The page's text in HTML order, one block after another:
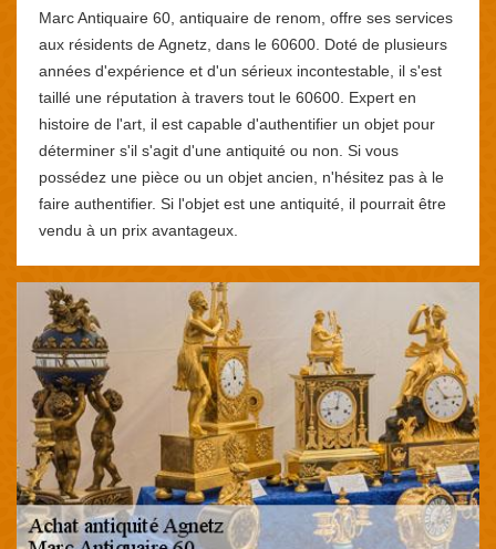
Marc Antiquaire 60, antiquaire de renom, offre ses services
aux résidents de Agnetz, dans le 60600. Doté de plusieurs
années d'expérience et d'un sérieux incontestable, il s'est
taillé une réputation à travers tout le 60600. Expert en
histoire de l'art, il est capable d'authentifier un objet pour
déterminer s'il s'agit d'une antiquité ou non. Si vous
possédez une pièce ou un objet ancien, n'hésitez pas à le
faire authentifier. Si l'objet est une antiquité, il pourrait être
vendu à un prix avantageux.